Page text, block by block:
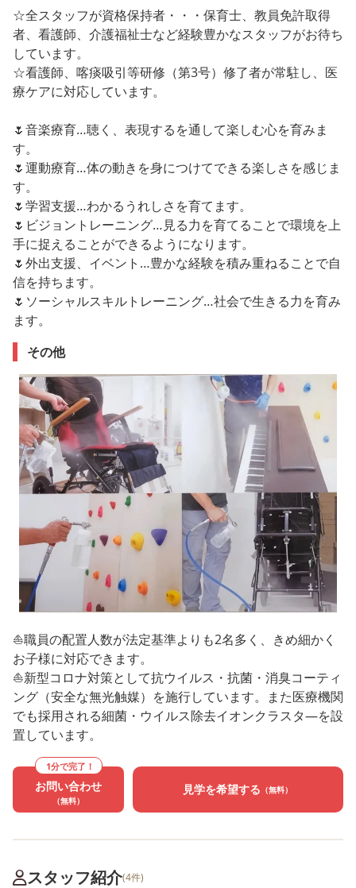
☆全スタッフが資格保持者・・・保育士、教員免許取得
者、看護師、介護福祉士など経験豊かなスタッフがお待ち
しています。
☆看護師、喀痰吸引等研修（第3号）修了者が常駐し、医
療ケアに対応しています。
🌷音楽療育…聴く、表現するを通して楽しむ心を育みま
す。
🌷運動療育…体の動きを身につけてできる楽しさを感じま
す。
🌷学習支援…わかるうれしさを育てます。
🌷ビジョントレーニング…見る力を育てることで環境を上
手に捉えることができるようになります。
🌷外出支援、イベント…豊かな経験を積み重ねることで自
信を持ちます。
🌷ソーシャルスキルトレーニング…社会で生きる力を育み
ます。
その他
⛵職員の配置人数が法定基準よりも2名多く、きめ細かく
お子様に対応できます。
⛵新型コロナ対策として抗ウイルス・抗菌・消臭コーティ
ング（安全な無光触媒）を施行しています。また医療機関
でも採用される細菌・ウイルス除去イオンクラスタ―を設
置しています。
1分で完了！
お問い合わせ
（無料）
見学を希望する （無料）
スタッフ紹介(4件)